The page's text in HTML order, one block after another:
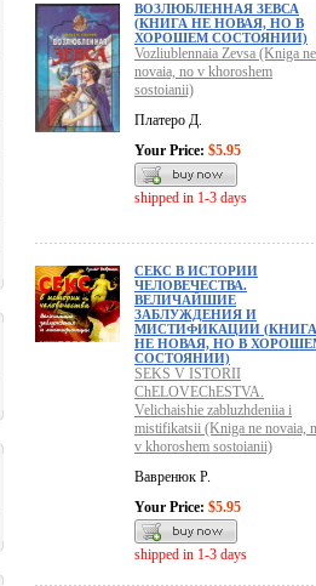
ВОЗЛЮБЛЕННАЯ ЗЕВСА
(КНИГА НЕ НОВАЯ, НО В
ХОРОШЕМ СОСТОЯНИИ)
Vozliublennaia Zevsa (Kniga ne
novaia, no v khoroshem
sostoianii)
Платеро Д.
Your Price: $5.95
shipped in 1-3 days
СЕКС В ИСТОРИИ
ЧЕЛОВЕЧЕСТВА.
ВЕЛИЧАЙШИЕ
ЗАБЛУЖДЕНИЯ И
МИСТИФИКАЦИИ (КНИГА
НЕ НОВАЯ, НО В
СОСТОЯНИИ)
SEKS V ISTORII
ChELOVEChESTVA.
Velichaishie zabluzhdeniia i
mistifikatsii (Kniga ne novaia,
v khoroshem sostoianii)
Вавренюк Р.
Your Price: $5.95
shipped in 1-3 days